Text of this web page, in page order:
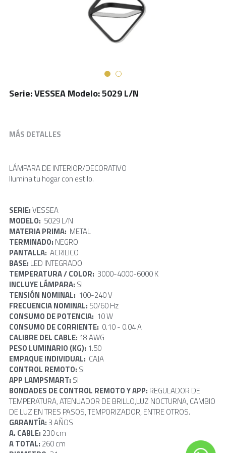
Serie: VESSEA Modelo: 5029 L/N
MÁS DETALLES
LÁMPARA DE INTERIOR/DECORATIVO
Ilumina tu hogar con estilo.
SERIE: VESSEA
MODELO: 5029 L/N
MATERIA PRIMA: METAL
TERMINADO: NEGRO
PANTALLA: ACRILICO
BASE: LED INTEGRADO
TEMPERATURA / COLOR: 3000-4000-6000 K
INCLUYE LÁMPARA: SI
TENSIÓN NOMINAL: 100-240 V
FRECUENCIA NOMINAL: 50/60 Hz
CONSUMO DE POTENCIA: 10 W
CONSUMO DE CORRIENTE: 0.10 - 0.04 A
CALIBRE DEL CABLE: 18 AWG
PESO LUMINARIO (KG): 1.50
EMPAQUE INDIVIDUAL: CAJA
CONTROL REMOTO: SI
APP LAMPSMART: SI
BONDADES DE CONTROL REMOTO Y APP: REGULADOR DE
TEMPERATURA, ATENUADOR DE BRILLO,LUZ NOCTURNA, CAMBIO
DE LUZ EN TRES PASOS, TEMPORIZADOR, ENTRE OTROS.
GARANTÍA: 3 AÑOS
A. CABLE: 230 cm
A TOTAL: 260 cm